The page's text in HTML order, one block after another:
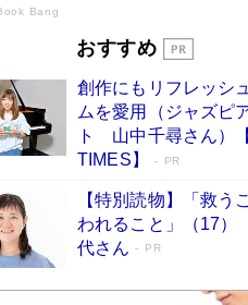
Bang
歳でも働くしかない 「老後レ
んで？ そんな馬鹿な……」90歳
阿刀田高さんが、ひとり暮らしの
Book Bang
に『容疑者Xの献身』『白夜行』な
［文庫ベストセラー］
Book Bang
秀樹の70代、80代向け新書がベス
おすすめ
創作にもリフレッシ
ムを愛用（ジャズピ
ト 山中千尋さん）
TIMES】
PR
【特別読物】「救う
われること」（17
代さん
PR